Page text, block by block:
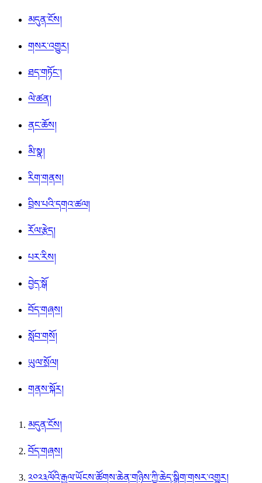
མདུན་ངོས།
གསར་འགྱུར།
ཐད་གཏོང་།
ལེ་ཚན།
ནང་ཆོས།
མི་སྣ།
རིག་གནས།
བྲིས་པའི་དགའ་ཚལ།
རོལ་རྩེད།
པར་རིས།
བྱེད་སྒོ
བོད་གཞས།
སློབ་གསོ།
ཡུལ་སྲོལ།
གནས་སྐོར།
མདུན་ངོས།
བོད་གཞས།
༢༠༢༣ལོའི་རྒྱལ་ཡོངས་ཚོགས་ཆེན་གཉིས་ཀྱི་ཆེད་སྒྲིག་གསར་འགྱུར།